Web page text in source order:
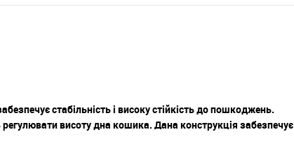
стабільність і високу стійкість до пошкоджень.
висоту дна кошика. Дана конструкція забезпечує